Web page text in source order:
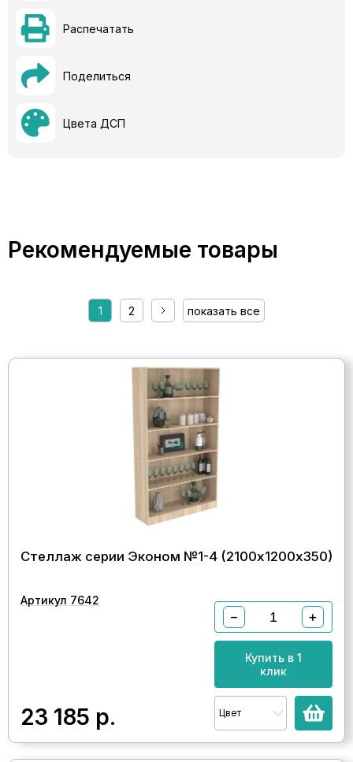
Распечатать
Поделиться
Цвета ДСП
Рекомендуемые товары
1 2 показать все
Стеллаж серии Эконом №1-4 (2100х1200х350)
Артикул 7642
23 185 р.
− +
Купить в 1
клик
Цвет